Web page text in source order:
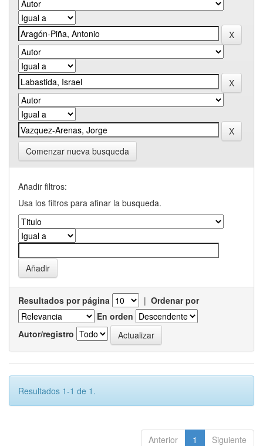
Comenzar nueva busqueda
Añadir filtros:
Usa los filtros para afinar la busqueda.
Resultados por página | Ordenar por
En orden
Autor/registro
Resultados 1-1 de 1.
Anterior 1 Siguiente